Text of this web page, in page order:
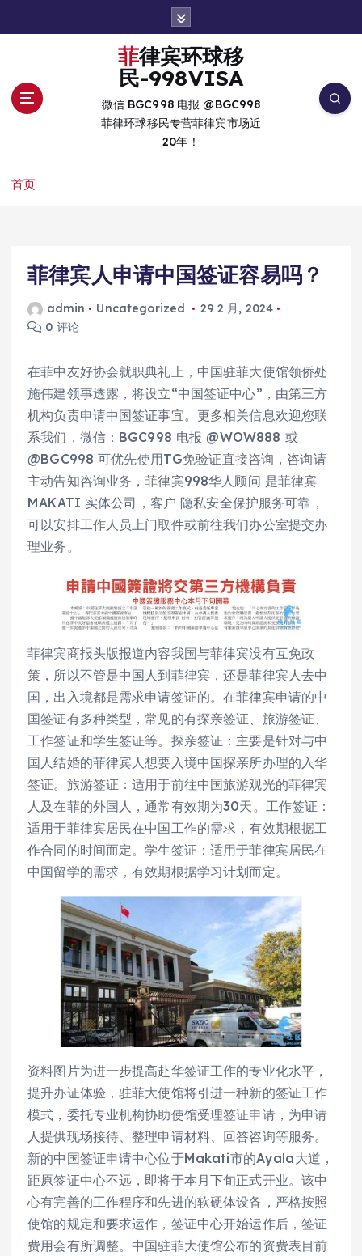
菲律宾环球移
民-998VISA
微信 BGC998 电报 @BGC998
菲律环球移民专营菲律宾市场近
20年！
首页
菲律宾人申请中国签证容易吗？
admin Uncategorized
29 2 月, 2024
0 评论
在菲中友好协会就职典礼上，中国驻菲大使馆领侨处
施伟建领事透露，将设立“中国签证中心”，由第三方
机构负责申请中国签证事宜。更多相关信息欢迎您联
系我们，微信：BGC998 电报 @WOW888 或
@BGC998 可优先使用TG免验证直接咨询，咨询请
主动告知咨询业务，菲律宾998华人顾问 是菲律宾
MAKATI 实体公司，客户 隐私安全保护服务可靠，
可以安排工作人员上门取件或前往我们办公室提交办
理业务。
菲律宾商报头版报道内容我国与菲律宾没有互免政
策，所以不管是中国人到菲律宾，还是菲律宾人去中
国，出入境都是需求申请签证的。在菲律宾申请的中
国签证有多种类型，常见的有探亲签证、旅游签证、
工作签证和学生签证等。探亲签证：主要是针对与中
国人结婚的菲律宾人想要入境中国探亲所办理的入华
签证。旅游签证：适用于前往中国旅游观光的菲律宾
人及在菲的外国人，通常有效期为30天。工作签证：
适用于菲律宾居民在中国工作的需求，有效期根据工
作合同的时间而定。学生签证：适用于菲律宾居民在
中国留学的需求，有效期根据学习计划而定。
资料图片为进一步提高赴华签证工作的专业化水平，
提升办证体验，驻菲大使馆将引进一种新的签证工作
模式，委托专业机构协助使馆受理签证申请，为申请
人提供现场接待、整理申请材料、回答咨询等服务。
新的中国签证申请中心位于Makati市的Ayala大道，
距原签证中心不远，即将于本月下旬正式开业。该中
心有完善的工作程序和先进的软硬体设备，严格按照
使馆的规定和要求运作，签证中心开始运作后，签证
费用会有所调整。中国驻菲大使馆公布的资费表目前